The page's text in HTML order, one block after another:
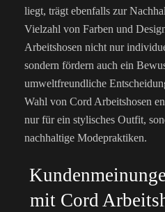
liegt, trägt ebenfalls zur
Vielzahl von Farben und
Arbeitshosen nicht nur
sondern fördern auch ein
umweltfreundliche
Wahl von Cord Arbeitshosen
nur für ein stylisches Outfit,
nachhaltige Modepraktiken.
mit Cord